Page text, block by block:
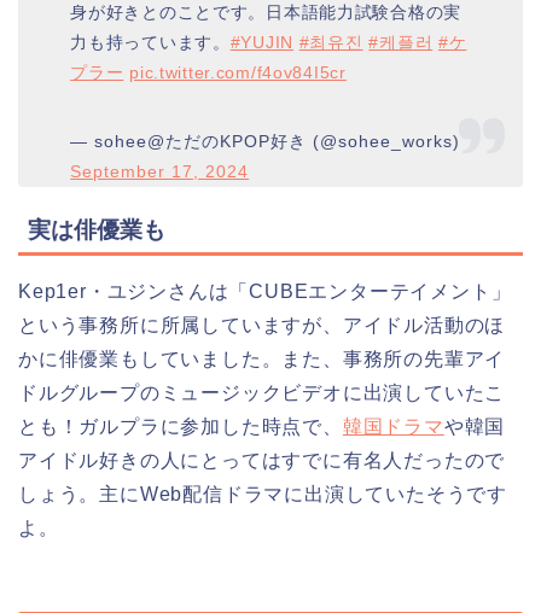
身が好きとのことです。日本語能力試験合格の実
力も持っています。 #YUJIN #최유진 #케플러 #ケ
プラー pic.twitter.com/f4ov84I5cr
— sohee@ただのKPOP好き (@sohee_works)
September 17, 2024
実は俳優業も
Kep1er・ユジンさんは「CUBEエンターテイメント」
という事務所に所属していますが、アイドル活動のほ
かに俳優業もしていました。また、事務所の先輩アイ
ドルグループのミュージックビデオに出演していたこ
とも！ガルプラに参加した時点で、 韓国ドラマや韓国
アイドル好きの人にとってはすでに有名人だったので
しょう。主にWeb配信ドラマに出演していたそうです
よ。